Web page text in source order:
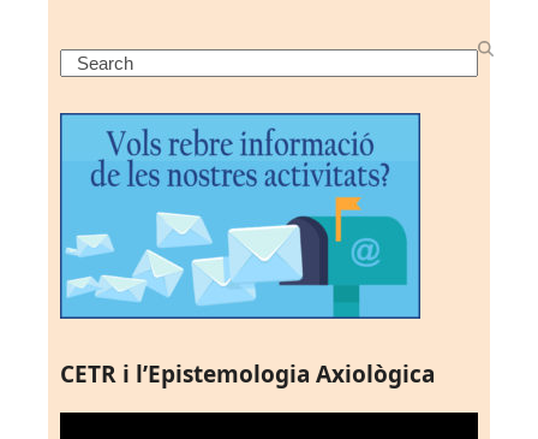
Search
CETR i l’Epistemologia Axiològica